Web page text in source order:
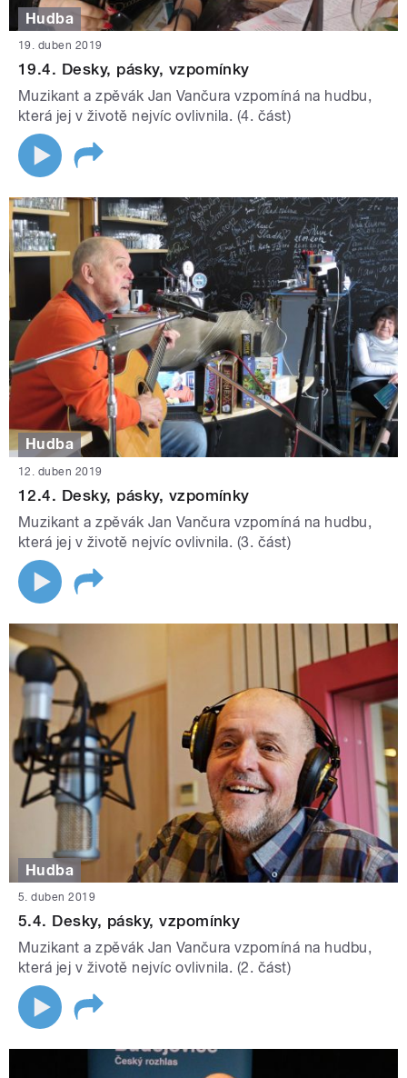
Hudba
19. duben 2019
19.4. Desky, pásky, vzpomínky
Muzikant a zpěvák Jan Vančura vzpomíná na hudbu,
která jej v životě nejvíc ovlivnila. (4. část)
Hudba
12. duben 2019
12.4. Desky, pásky, vzpomínky
Muzikant a zpěvák Jan Vančura vzpomíná na hudbu,
která jej v životě nejvíc ovlivnila. (3. část)
Hudba
5. duben 2019
5.4. Desky, pásky, vzpomínky
Muzikant a zpěvák Jan Vančura vzpomíná na hudbu,
která jej v životě nejvíc ovlivnila. (2. část)